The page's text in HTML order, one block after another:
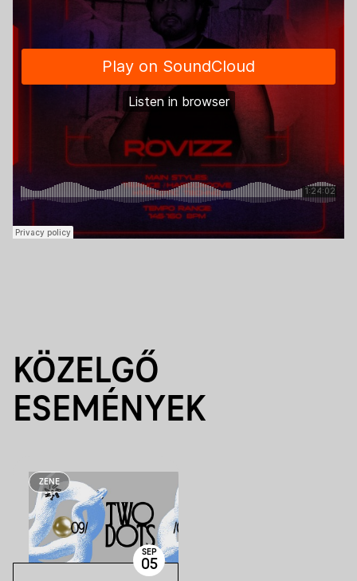
KÖZELGŐ
ESEMÉNYEK
ZENE
SEP
05